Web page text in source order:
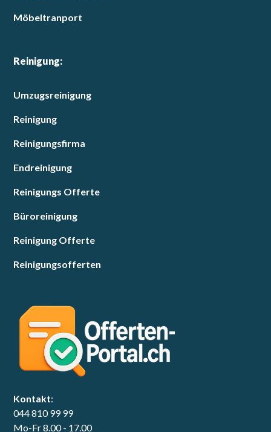
Möbeltranport
Reinigung:
Umzugsreinigung
Reinigung
Reinigungsfirma
Endreinigung
Reinigungs Offerte
Büroreinigung
Reinigung Offerte
Reinigungsofferten
Kontakt:
044 810 99 99
Mo-Fr 8.00 - 17.00